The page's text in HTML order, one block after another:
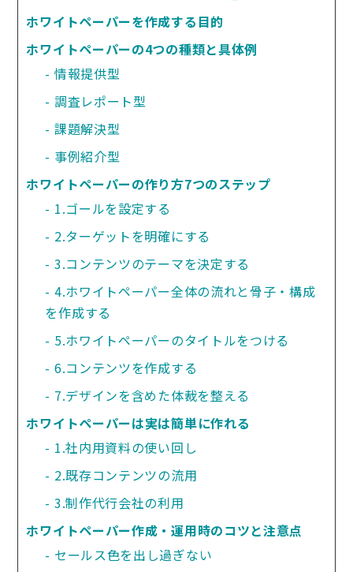
ホワイトペーパーを作成する目的
ホワイトペーパーの4つの種類と具体例
情報提供型
調査レポート型
課題解決型
事例紹介型
ホワイトペーパーの作り方7つのステップ
1.ゴールを設定する
2.ターゲットを明確にする
3.コンテンツのテーマを決定する
4.ホワイトペーパー全体の流れと骨子・構成
を作成する
5.ホワイトペーパーのタイトルをつける
6.コンテンツを作成する
7.デザインを含めた体裁を整える
ホワイトペーパーは実は簡単に作れる
1.社内用資料の使い回し
2.既存コンテンツの流用
3.制作代行会社の利用
ホワイトペーパー作成・運用時のコツと注意点
セールス色を出し過ぎない